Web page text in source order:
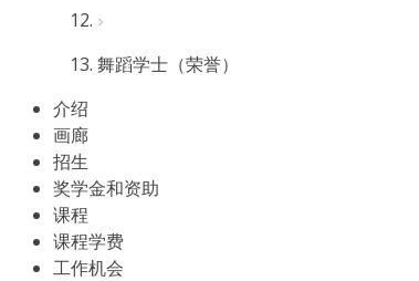
舞蹈学士（荣誉）
介绍
画廊
招生
奖学金和资助
课程
课程学费
工作机会